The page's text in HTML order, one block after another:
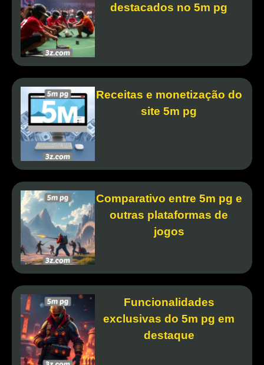
destacados no 5m pg
Receitas e monetização do
site 5m pg
Comparativo entre 5m pg e
outras plataformas de
jogos
Funcionalidades
exclusivas do 5m pg em
destaque